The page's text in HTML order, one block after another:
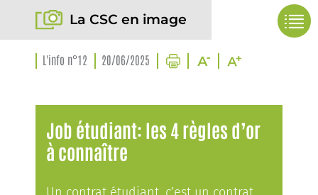
La CSC en image
L'info n°12 20/06/2025
Job étudiant: les 4 règles d’or
à connaître